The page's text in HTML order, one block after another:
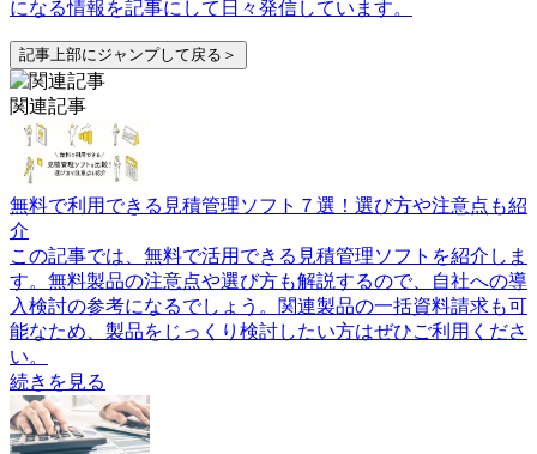
になる情報を記事にして日々発信しています。
記事上部にジャンプして戻る＞
関連記事
無料で利用できる見積管理ソフト７選！選び方や注意点も紹
介
この記事では、無料で活用できる見積管理ソフトを紹介しま
す。無料製品の注意点や選び方も解説するので、自社への導
入検討の参考になるでしょう。関連製品の一括資料請求も可
能なため、製品をじっくり検討したい方はぜひご利用くださ
い。
続きを見る